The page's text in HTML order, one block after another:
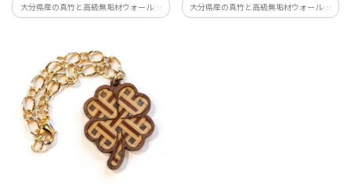
大分県産の真竹と高級無垢材ウォールナ
ットを組み合わせた、縁起の良い竹のア
仕立て、装いにさりげない和の品格を添
えます。
大分県産の真竹と高級無垢材ウォールナ
ットを組み合わせた、縁起の良い竹のア